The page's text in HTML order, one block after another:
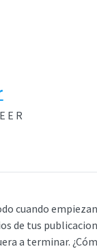
cuando
de tus
a terminar.